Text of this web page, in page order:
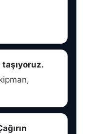
taşıyoruz.